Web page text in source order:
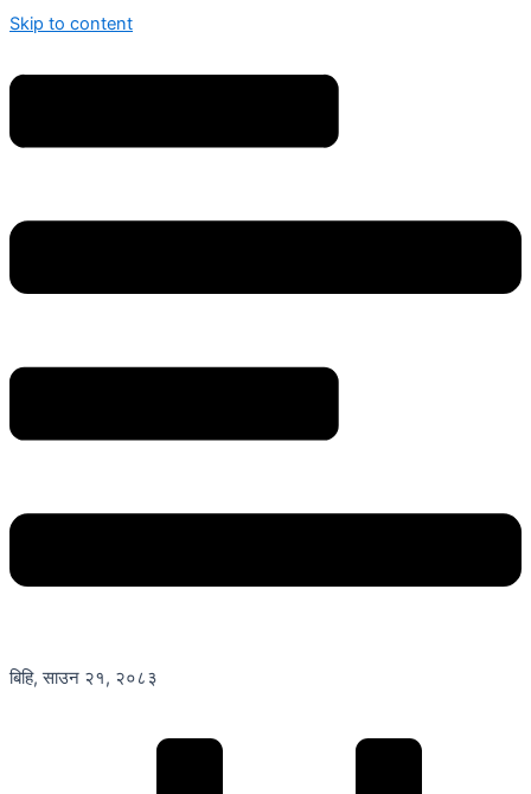
Skip to content
बिहि, साउन २१, २०८३